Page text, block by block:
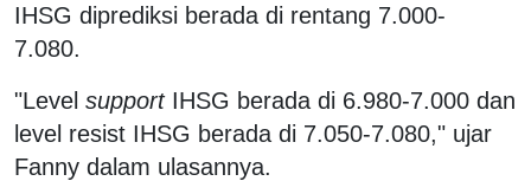
IHSG diprediksi berada di rentang 7.000-
7.080.
"Level supportIHSG berada di 6.980-7.000 dan
level resist IHSG berada di 7.050-7.080," ujar
Fanny dalam ulasannya.